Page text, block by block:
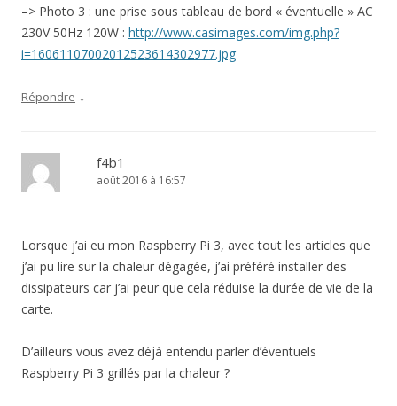
–> Photo 3 : une prise sous tableau de bord « éventuelle » AC
230V 50Hz 120W : http://www.casimages.com/img.php?
i=16061107002012523614302977.jpg
Répondre ↓
f4b1
août 2016 à 16:57
Lorsque j’ai eu mon Raspberry Pi 3, avec tout les articles que
j’ai pu lire sur la chaleur dégagée, j’ai préféré installer des
dissipateurs car j’ai peur que cela réduise la durée de vie de la
carte.
D’ailleurs vous avez déjà entendu parler d’éventuels
Raspberry Pi 3 grillés par la chaleur ?